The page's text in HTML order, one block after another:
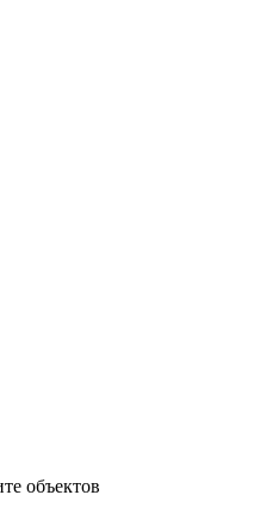
объектов